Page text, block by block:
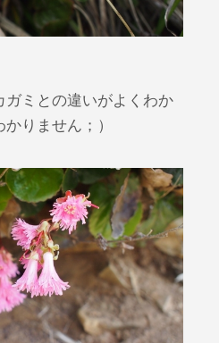
ガミとの違いがよくわか
りません；）